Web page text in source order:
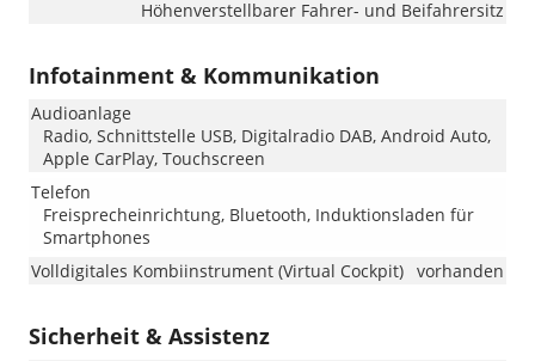
Höhenverstellbarer Fahrer- und Beifahrersitz
Infotainment & Kommunikation
Audioanlage
Radio, Schnittstelle USB, Digitalradio DAB, Android Auto,
Apple CarPlay, Touchscreen
Telefon
Freisprecheinrichtung, Bluetooth, Induktionsladen für
Smartphones
Volldigitales Kombiinstrument (Virtual Cockpit) vorhanden
Sicherheit & Assistenz